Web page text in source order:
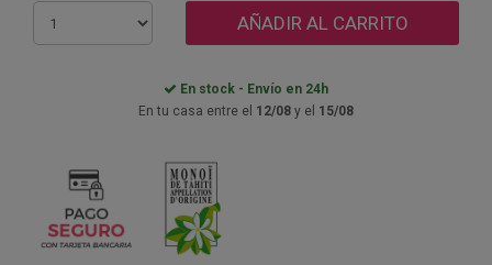
AÑADIR AL CARRITO
En stock - Envío en 24h
En tu casa entre el 12/08 y el 15/08